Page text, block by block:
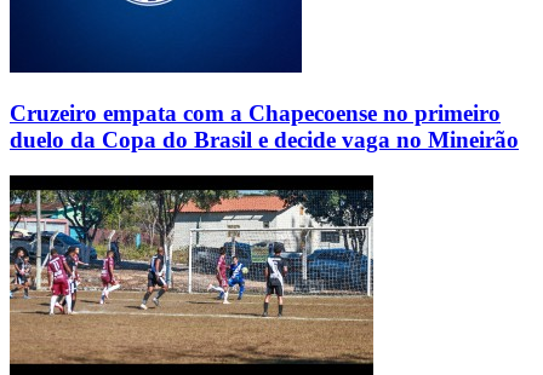
Cruzeiro empata com a Chapecoense no primeiro
duelo da Copa do Brasil e decide vaga no Mineirão